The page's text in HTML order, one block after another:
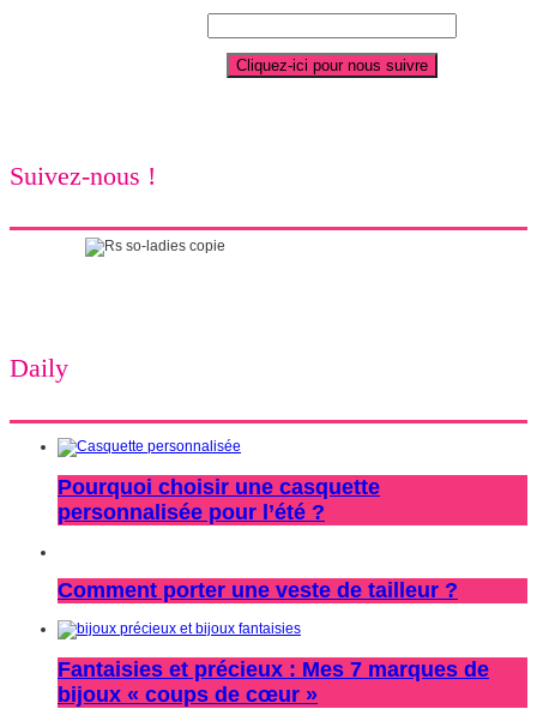
Suivez-nous !
Daily
Pourquoi choisir une casquette
personnalisée pour l’été ?
Comment porter une veste de tailleur ?
Fantaisies et précieux : Mes 7 marques de
bijoux « coups de cœur »